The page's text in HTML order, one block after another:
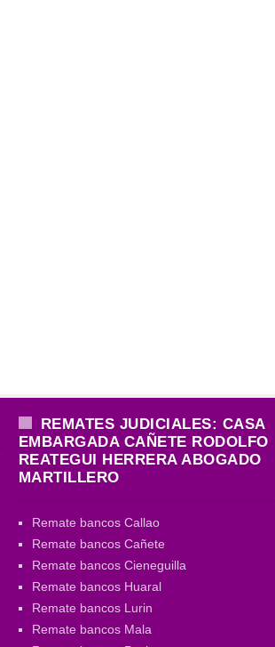
REMATES JUDICIALES: CASA
EMBARGADA CAÑETE RODOLFO
REATEGUI HERRERA ABOGADO
MARTILLERO
Remate bancos Callao
Remate bancos Cañete
Remate bancos Cieneguilla
Remate bancos Huaral
Remate bancos Lurin
Remate bancos Mala